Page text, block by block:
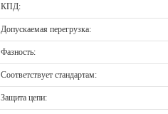
КПД:
Допускаемая перегрузка:
Фазность:
Соответствует стандартам:
Защита цепи: